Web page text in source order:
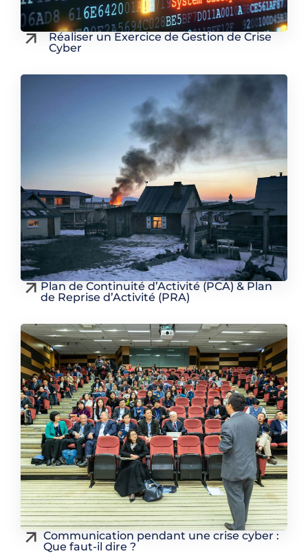
Réaliser un Exercice de Gestion de Crise
Cyber
Plan de Continuité d’Activité (PCA) & Plan
de Reprise d’Activité (PRA)
Communication pendant une crise cyber :
Que faut-il dire ?